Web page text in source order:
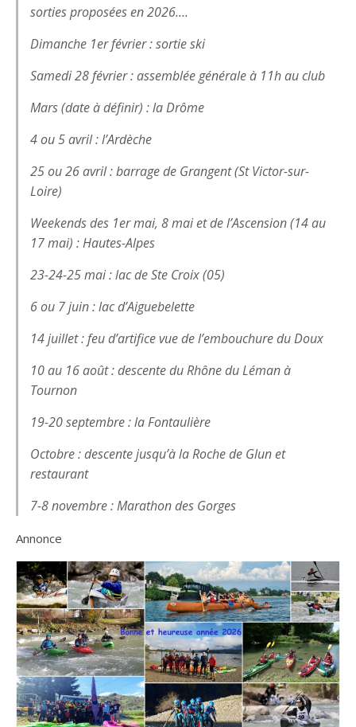
sorties proposées en 2026….
Dimanche 1er février : sortie ski
Samedi 28 février : assemblée générale à 11h au club
Mars (date à définir) : la Drôme
4 ou 5 avril : l’Ardèche
25 ou 26 avril : barrage de Grangent (St Victor-sur-
Loire)
Weekends des 1er mai, 8 mai et de l’Ascension (14 au
17 mai) : Hautes-Alpes
23-24-25 mai : lac de Ste Croix (05)
6 ou 7 juin : lac d’Aiguebelette
14 juillet : feu d’artifice vue de l’embouchure du Doux
10 au 16 août : descente du Rhône du Léman à
Tournon
19-20 septembre : la Fontaulière
Octobre : descente jusqu’à la Roche de Glun et
restaurant
7-8 novembre : Marathon des Gorges
Annonce